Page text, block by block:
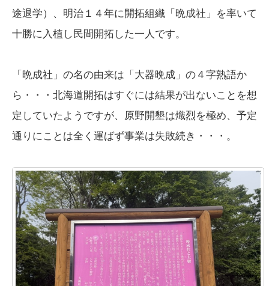
途退学）、明治１４年に開拓組織「晩成社」を率いて
十勝に入植し民間開拓した一人です。
「晩成社」の名の由来は「大器晩成」の４字熟語か
ら・・・北海道開拓はすぐには結果が出ないことを想
定していたようですが、原野開墾は熾烈を極め、予定
通りにことは全く運ばず事業は失敗続き・・・。